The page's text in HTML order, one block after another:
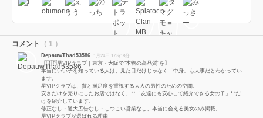
コメント （ 1 ）
DepauwThad53586 1月24日 17時18分
【🇯🇵星VIPクラブ｜東京・大阪で“本物の高品質”を】
本当にいい子を知っている人は、見た目だけじゃなく「中身」も大事だとわかってい
ます。
星VIPクラブは、質と満足度を重視する大人の男性のための空間。
安さだけを売りにしたお店ではなく、**「友達にも安心して紹介できる女の子」**だ
けを紹介しています。
修正なし・過大広告なし・しつこい営業なし、本当に会える美女のみ掲載。
星VIPクラブが選ばれる理由